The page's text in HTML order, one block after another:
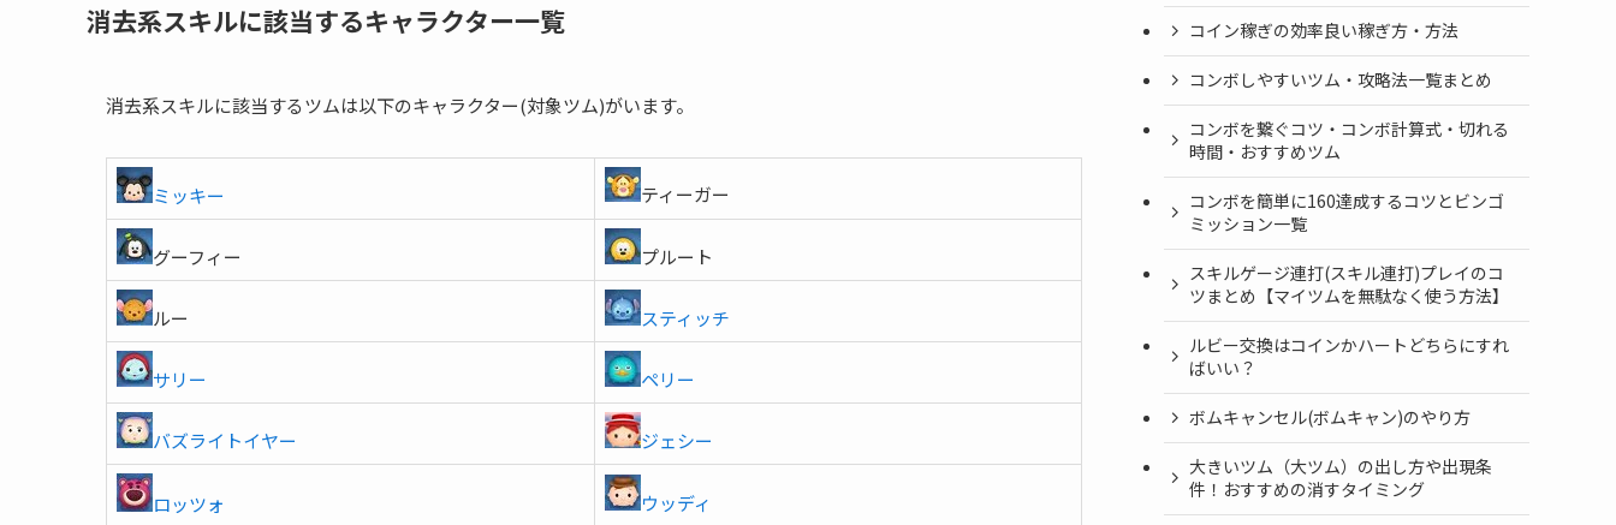
消去系スキルに該当するキャラクター一覧
消去系スキルに該当するツムは以下のキャラクター(対象ツム)がいます。
ミッキー ティーガー
グーフィー プルート
ルー スティッチ
サリー ペリー
バズライトイヤー ジェシー
ロッツォ ウッディ
コイン稼ぎの効率良い稼ぎ方・方法
コンボしやすいツム・攻略法一覧まとめ
コンボを繋ぐコツ・コンボ計算式・切れる
時間・おすすめツム
コンボを簡単に160達成するコツとビンゴ
ミッション一覧
スキルゲージ連打(スキル連打)プレイのコ
ツまとめ【マイツムを無駄なく使う方法】
ルビー交換はコインかハートどちらにすれ
ばいい？
ボムキャンセル(ボムキャン)のやり方
大きいツム（大ツム）の出し方や出現条
件！おすすめの消すタイミング